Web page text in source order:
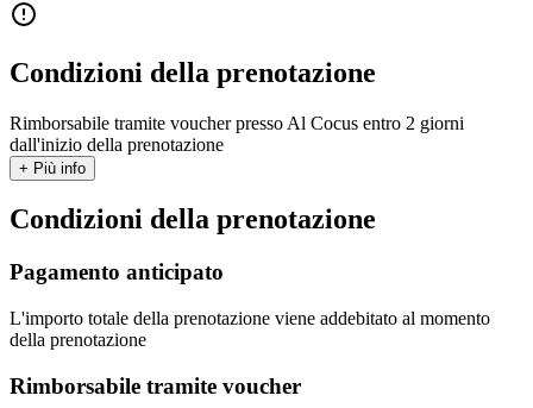
Condizioni della prenotazione
Rimborsabile tramite voucher presso Al Cocus entro 2 giorni
dall'inizio della prenotazione
+ Più info
Condizioni della prenotazione
Pagamento anticipato
L'importo totale della prenotazione viene addebitato al momento
della prenotazione
Rimborsabile tramite voucher